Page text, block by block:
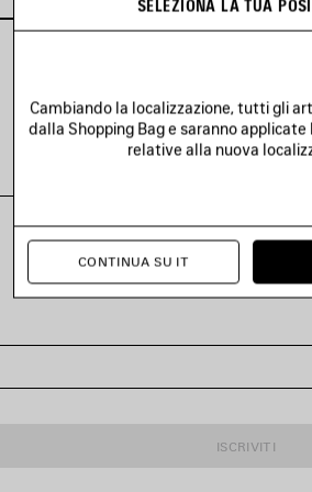
VEDI TUTTI I LOOK
ISCRIVITI A
ISCRIVITI
SELEZIONA LA TUA
Cambiando la localizzazione, tutti gli
dalla Shopping Bag e saranno applicate
relative alla nuova
CONTINUA SU IT